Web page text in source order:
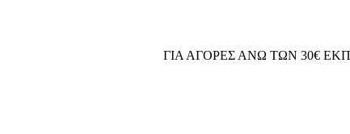
ΓΙΑ ΑΓΟΡΕΣ ΑΝΩ ΤΩΝ 30€